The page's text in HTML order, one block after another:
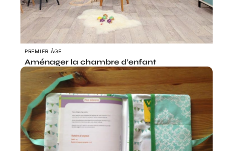
PREMIER ÂGE
Aménager la chambre d’enfant